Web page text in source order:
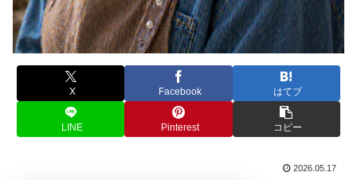
X Facebook はてブ
LINE Pinterest コピー
2026.05.17